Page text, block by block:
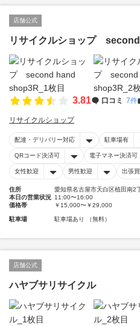
店舗公式
リサイクルショップ
3.81 口コミ 7件
リサイクルショップ
配達・デリバリー対応 駐車場有
QRコード決済可 電子マネー決済可
女性歓迎 男性歓迎 出張
住所
愛知県名古屋市天白区植田南2
本日の営業状況 11:00〜16:00
価格帯
￥15,000〜￥29,000
駐車場 駐車場あり （無料）
店舗公式
ハヤブサリサイクル